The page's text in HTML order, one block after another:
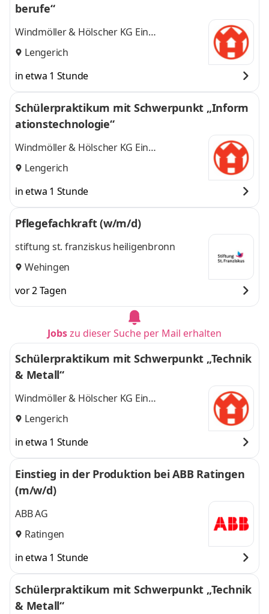
berufe“
Windmöller & Hölscher KG Ein
Unternehmen der Windmöller & Hölscher
Group
Lengerich
in etwa 1 Stunde
Schülerpraktikum mit Schwerpunkt „Inform
ationstechnologie“
Windmöller & Hölscher KG Ein
Unternehmen der Windmöller & Hölscher
Group
Lengerich
in etwa 1 Stunde
Pflegefachkraft (w/m/d)
stiftung st. franziskus heiligenbronn
Wehingen
vor 2 Tagen
Jobszu dieser Suche per Mail erhalten
Schülerpraktikum mit Schwerpunkt „Technik
& Metall“
Windmöller & Hölscher KG Ein
Unternehmen der Windmöller & Hölscher
Group
Lengerich
in etwa 1 Stunde
Einstieg in der Produktion bei ABB Ratingen
(m/w/d)
ABB AG
Ratingen
in etwa 1 Stunde
Schülerpraktikum mit Schwerpunkt „Technik
& Metall“